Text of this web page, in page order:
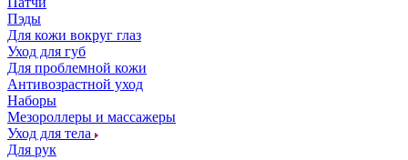
Пэды
Для кожи вокруг глаз
Уход для губ
Для проблемной кожи
Антивозрастной уход
Наборы
Мезороллеры и массажеры
Уход для тела
Для рук